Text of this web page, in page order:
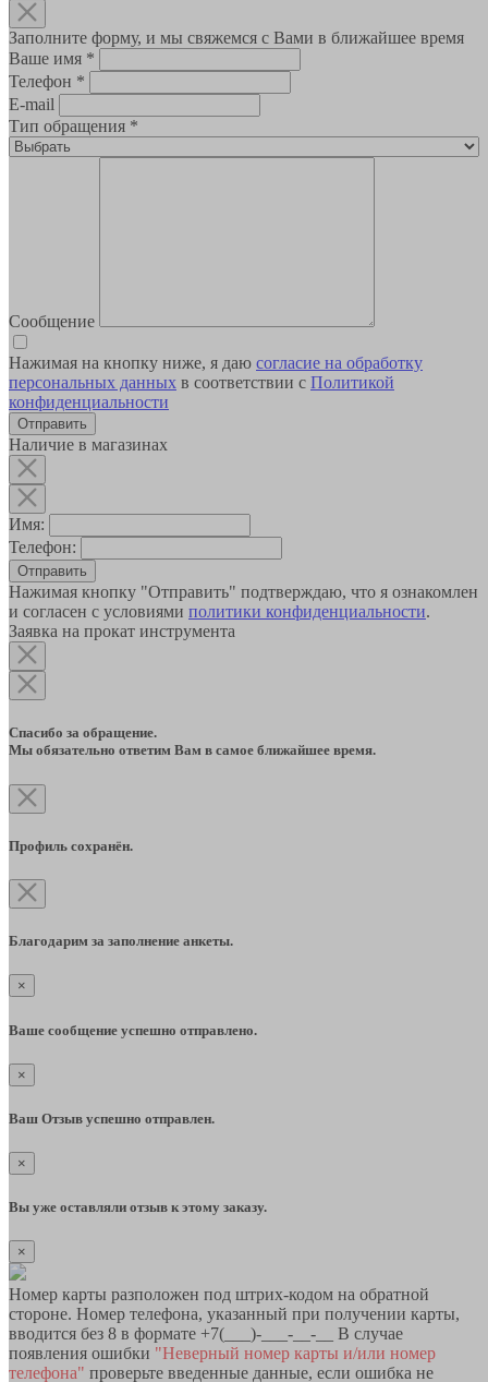
Заполните форму, и мы свяжемся с Вами в ближайшее время
Ваше имя *
Телефон *
E-mail
Тип обращения *
Сообщение
Нажимая на кнопку ниже, я даю согласие на обработку
персональных данных в соответствии с Политикой
конфиденциальности
Наличие в магазинах
Имя:
Телефон:
Отправить
Нажимая кнопку "Отправить" подтверждаю, что я ознакомлен
и согласен с условиями политики конфиденциальности.
Заявка на прокат инструмента
Спасибо за обращение.
Мы обязательно ответим Вам в самое ближайшее время.
Профиль сохранён.
Благодарим за заполнение анкеты.
×
Ваше сообщение успешно отправлено.
×
Ваш Отзыв успешно отправлен.
×
Вы уже оставляли отзыв к этому заказу.
×
Номер карты разположен под штрих-кодом на обратной
стороне. Номер телефона, указанный при получении карты,
вводится без 8 в формате +7(___)-___-__-__ В случае
появления ошибки "Неверный номер карты и/или номер
телефона" проверьте введенные данные, если ошибка не